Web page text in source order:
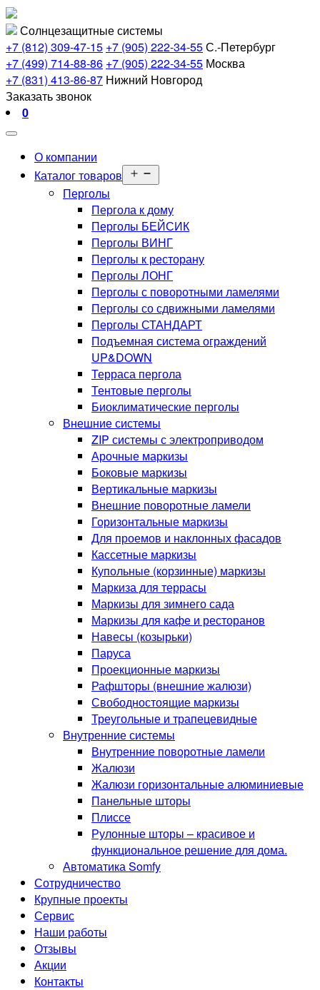
Перейти
к
содержимому
Солнцезащитные системы
+7 (812) 309-47-15 +7 (905) 222-34-55С.-Петербург
+7 (499) 714-88-86 +7 (905) 222-34-55 Москва
+7 (831) 413-86-87 Нижний Новгород
Заказать звонок
0
О компании
Каталог товаров
меню
Перголы
Пергола к дому
Перголы БЕЙСИК
Перголы ВИНГ
Перголы к ресторану
Перголы ЛОНГ
Перголы с поворотными ламелями
Перголы со сдвижными ламелями
Перголы СТАНДАРТ
Подъемная система ограждений
UP&DOWN
Терраса пергола
Тентовые перголы
Биоклиматические перголы
Внешние системы
ZIP системы с электроприводом
Арочные маркизы
Боковые маркизы
Вертикальные маркизы
Внешние поворотные ламели
Горизонтальные маркизы
Для проемов и наклонных фасадов
Кассетные маркизы
Купольные (корзинные) маркизы
Маркиза для террасы
Маркизы для зимнего сада
Маркизы для кафе и ресторанов
Навесы (козырьки)
Паруса
Проекционные маркизы
Рафшторы (внешние жалюзи)
Свободностоящие маркизы
Треугольные и трапецевидные
Внутренние системы
Внутренние поворотные ламели
Жалюзи
Жалюзи горизонтальные алюминиевые
Панельные шторы
Плиссе
Рулонные шторы – красивое и
функциональное решение для дома.
Автоматика Somfy
Сотрудничество
Крупные проекты
Сервис
Наши работы
Отзывы
Акции
Контакты